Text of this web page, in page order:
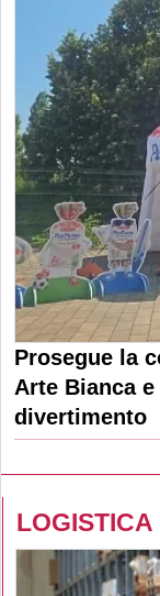
Prosegue la
Arte Bianca
divertimento
LOGISTICA